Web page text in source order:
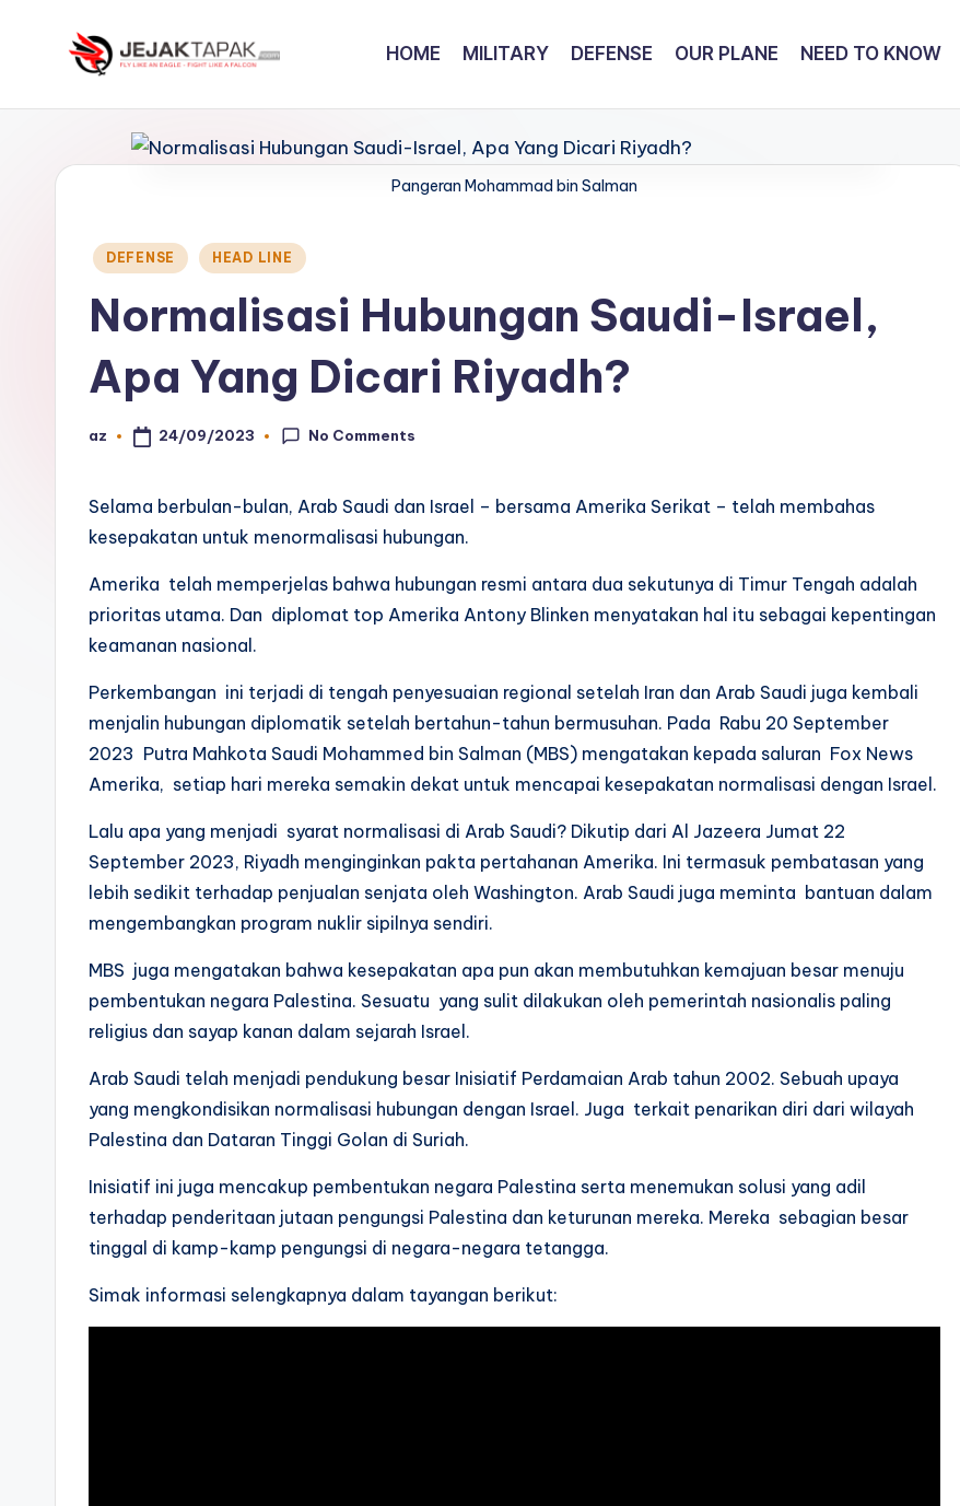
J
An
Fight
HOME MILITARY DEFENSE OUR PLANE NEED TO KNOW
Pangeran Mohammad bin Salman
Posted
DEFENSE HEAD LINE
Normalisasi Hubungan Saudi-Israel,
Apa Yang Dicari Riyadh?
Posted
az 24/09/2023 No Comments
Selama berbulan-bulan, Arab Saudi dan Israel – bersama Amerika Serikat – telah membahas
kesepakatan untuk menormalisasi hubungan.
Amerika telah memperjelas bahwa hubungan resmi antara dua sekutunya di Timur Tengah adalah
prioritas utama. Dan diplomat top Amerika Antony Blinken menyatakan hal itu sebagai kepentingan
keamanan nasional.
Perkembangan ini terjadi di tengah penyesuaian regional setelah Iran dan Arab Saudi juga kembali
menjalin hubungan diplomatik setelah bertahun-tahun bermusuhan. Pada Rabu 20 September
2023 Putra Mahkota Saudi Mohammed bin Salman (MBS) mengatakan kepada saluran Fox News
Amerika, setiap hari mereka semakin dekat untuk mencapai kesepakatan normalisasi dengan Israel.
Lalu apa yang menjadi syarat normalisasi di Arab Saudi? Dikutip dari Al Jazeera Jumat 22
September 2023, Riyadh menginginkan pakta pertahanan Amerika. Ini termasuk pembatasan yang
lebih sedikit terhadap penjualan senjata oleh Washington. Arab Saudi juga meminta bantuan dalam
mengembangkan program nuklir sipilnya sendiri.
MBS juga mengatakan bahwa kesepakatan apa pun akan membutuhkan kemajuan besar menuju
pembentukan negara Palestina. Sesuatu yang sulit dilakukan oleh pemerintah nasionalis paling
religius dan sayap kanan dalam sejarah Israel.
Arab Saudi telah menjadi pendukung besar Inisiatif Perdamaian Arab tahun 2002. Sebuah upaya
yang mengkondisikan normalisasi hubungan dengan Israel. Juga terkait penarikan diri dari wilayah
Palestina dan Dataran Tinggi Golan di Suriah.
Inisiatif ini juga mencakup pembentukan negara Palestina serta menemukan solusi yang adil
terhadap penderitaan jutaan pengungsi Palestina dan keturunan mereka. Mereka sebagian besar
tinggal di kamp-kamp pengungsi di negara-negara tetangga.
Simak informasi selengkapnya dalam tayangan berikut: